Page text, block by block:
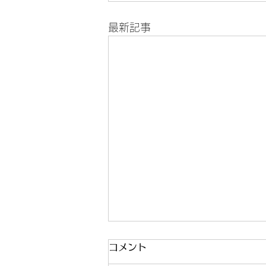
最新記事
発表会とコンクール
コメント